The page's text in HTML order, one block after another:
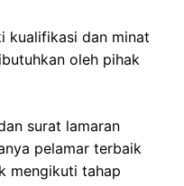
kualifikasi dan minat
oleh pihak
surat lamaran
pelamar terbaik
mengikuti tahap